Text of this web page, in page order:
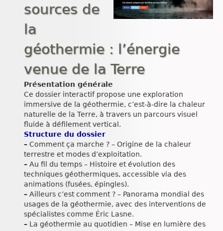
sources de
la
géothermie : l’énergie
venue de la Terre
Présentation générale
Ce dossier interactif propose une exploration
immersive de la géothermie, c’est-à-dire la chaleur
naturelle de la Terre, à travers un parcours visuel
fluide à défilement vertical.
Structure du dossier
– Comment ça marche ? – Origine de la chaleur
terrestre et modes d’exploitation.
– Au fil du temps – Histoire et évolution des
techniques géothermiques, accessible via des
animations (fusées, épingles).
– Ailleurs c’est comment ? – Panorama mondial des
usages de la géothermie, avec des interventions de
spécialistes comme Éric Lasne.
– La géothermie au quotidien – Mise en lumière des